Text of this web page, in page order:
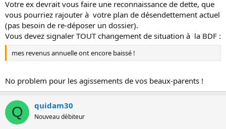
Votre ex devrait vous faire une reconnaissance de dette, que
vous pourriez rajouter à votre plan de désendettement actuel
(pas besoin de re-déposer un dossier).
Vous devez signaler TOUT changement de situation à la BDF :
mes revenus annuelle ont encore baissé !
No problem pour les agissements de vos beaux-parents !
Q quidam30
Nouveau débiteur